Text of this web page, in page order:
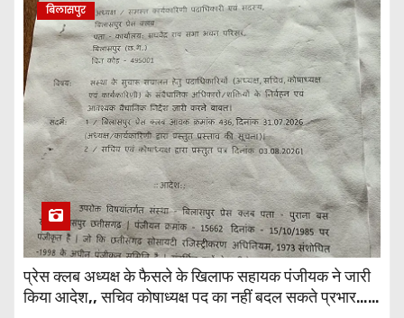
बिलासपुर
प्रेस क्लब अध्यक्ष के फैसले के खिलाफ सहायक पंजीयक ने जारी
किया आदेश,, सचिव कोषाध्यक्ष पद का नहीं बदल सकते प्रभार…